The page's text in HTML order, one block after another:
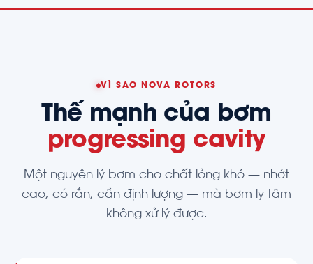
VÌ SAO NOVA ROTORS
Thế mạnh của bơm
progressing cavity
Một nguyên lý bơm cho chất lỏng khó — nhớt
cao, có rắn, cần định lượng — mà bơm ly tâm
không xử lý được.